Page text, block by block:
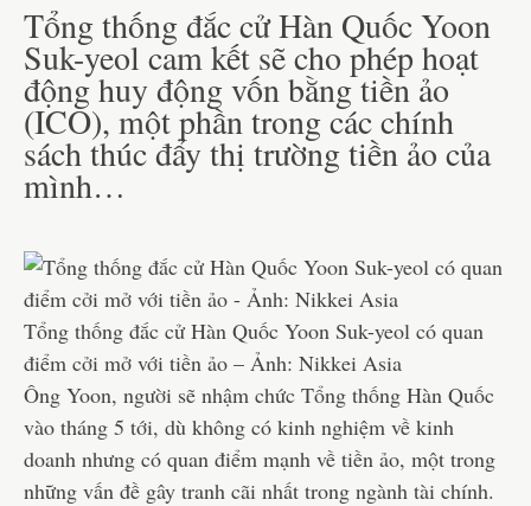
Tổng thống đắc cử Hàn Quốc Yoon
Suk-yeol cam kết sẽ cho phép hoạt
động huy động vốn bằng tiền ảo
(ICO), một phần trong các chính
sách thúc đẩy thị trường tiền ảo của
mình…
Tổng thống đắc cử Hàn Quốc Yoon Suk-yeol có quan
điểm cởi mở với tiền ảo – Ảnh: Nikkei Asia
Ông Yoon, người sẽ nhậm chức Tổng thống Hàn Quốc
vào tháng 5 tới, dù không có kinh nghiệm về kinh
doanh nhưng có quan điểm mạnh về tiền ảo, một trong
những vấn đề gây tranh cãi nhất trong ngành tài chính.